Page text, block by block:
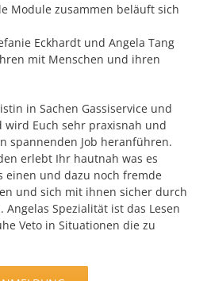
Module zusammen beläuft sich
Eckhardt und Angela Tang
mit Menschen und ihren
in Sachen Gassiservice und
Euch sehr praxisnah und
spannenden Job heranführen.
erlebt Ihr hautnah was es
einen und dazu noch fremde
und sich mit ihnen sicher durch
Angelas Spezialität ist das Lesen
Veto in Situationen die zu